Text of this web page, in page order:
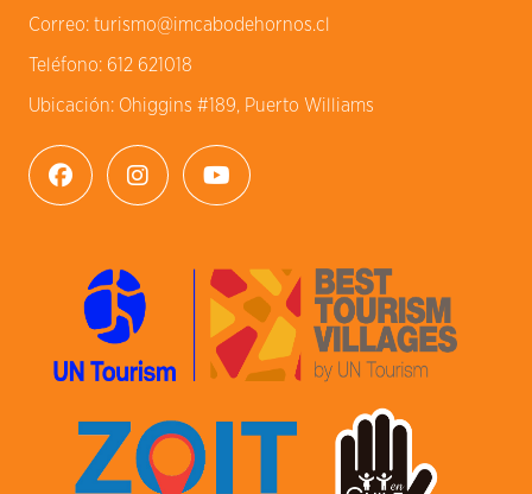
Correo: turismo@imcabodehornos.cl
Teléfono: 612 621018
Ubicación: Ohiggins #189, Puerto Williams